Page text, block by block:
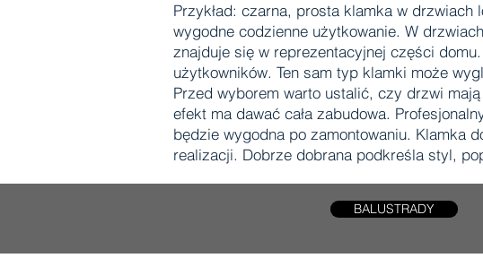
Przykład: czarna, prosta klamka w
wygodne codzienne użytkowanie. W
znajduje się w reprezentacyjnej części
użytkowników. Ten sam typ klamki może
Przed wyborem warto ustalić, czy drzwi
efekt ma dawać cała zabudowa.
będzie wygodna po zamontowaniu. Klamka
realizacji. Dobrze dobrana podkreśla styl,
BALUSTRADY